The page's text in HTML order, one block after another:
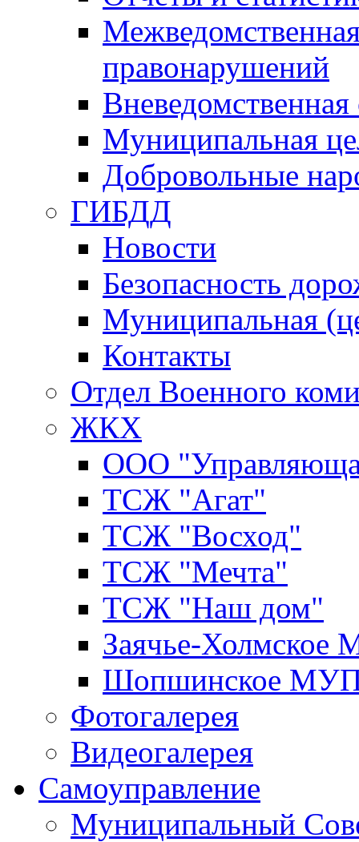
правонарушений
Вневедомственная
Муниципальная
Добровольные
ГИБДД
Новости
Безопасность
Муниципальная
Контакты
Отдел Военного
ЖКХ
ООО
ТСЖ "Агат"
ТСЖ "Восход"
ТСЖ "Мечта"
ТСЖ "Наш дом"
Заячье-
Шопшинское
Фотогалерея
Видеогалерея
Самоуправление
Муниципальный